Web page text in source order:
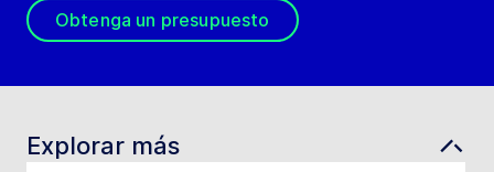
Obtenga un presupuesto
Explorar más